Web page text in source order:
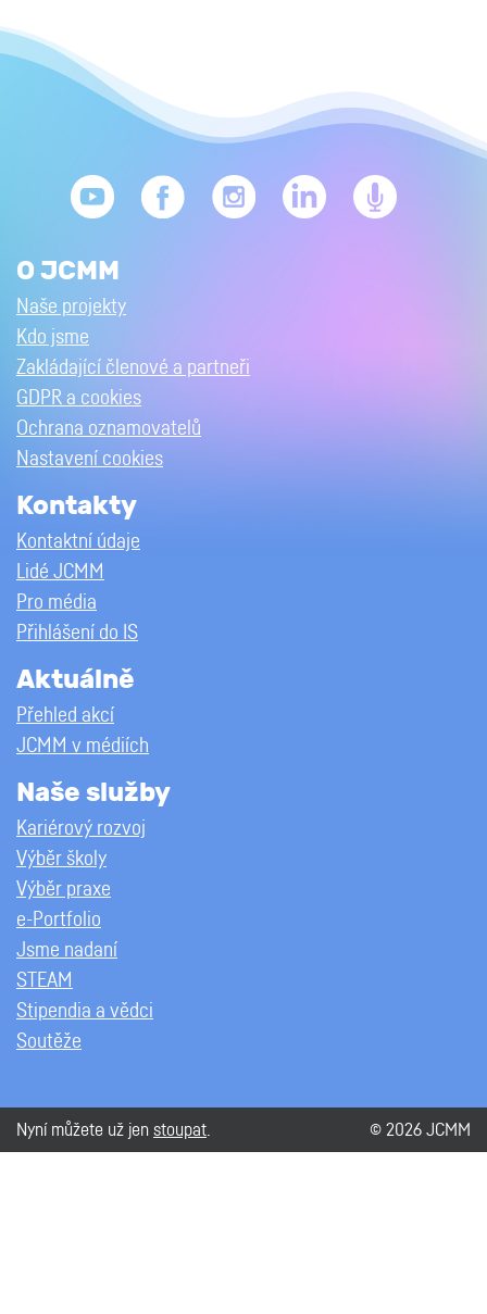
O JCMM
Naše projekty
Kdo jsme
Zakládající členové a partneři
GDPR a cookies
Ochrana oznamovatelů
Nastavení cookies
Kontakty
Kontaktní údaje
Lidé JCMM
Pro média
Přihlášení do IS
Aktuálně
Přehled akcí
JCMM v médiích
Naše služby
Kariérový rozvoj
Výběr školy
Výběr praxe
e-Portfolio
Jsme nadaní
STEAM
Stipendia a vědci
Soutěže
Nyní můžete už jen stoupat © 2026 JCMM